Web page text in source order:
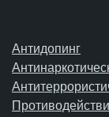
Антидопинг